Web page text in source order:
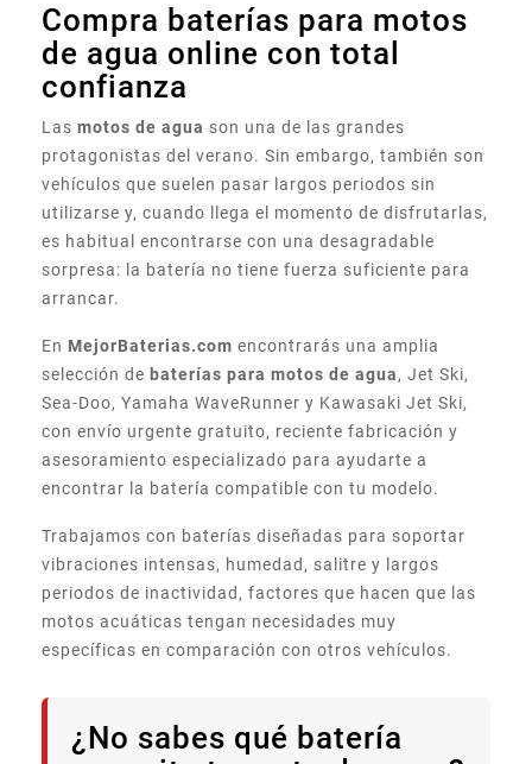
Compra baterías para motos
de agua online con total
confianza
Las motos de agua son una de las grandes
protagonistas del verano. Sin embargo, también son
vehículos que suelen pasar largos periodos sin
utilizarse y, cuando llega el momento de disfrutarlas,
es habitual encontrarse con una desagradable
sorpresa: la batería no tiene fuerza suficiente para
arrancar.
En MejorBaterias.com encontrarás una amplia
selección de baterías para motos de agua, Jet Ski,
Sea-Doo, Yamaha WaveRunner y Kawasaki Jet Ski,
con envío urgente gratuito, reciente fabricación y
asesoramiento especializado para ayudarte a
encontrar la batería compatible con tu modelo.
Trabajamos con baterías diseñadas para soportar
vibraciones intensas, humedad, salitre y largos
periodos de inactividad, factores que hacen que las
motos acuáticas tengan necesidades muy
específicas en comparación con otros vehículos.
¿No sabes qué batería